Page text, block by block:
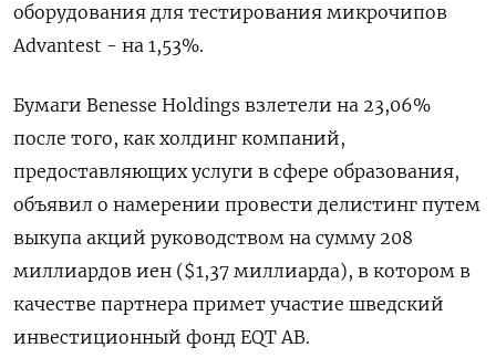
оборудования для тестирования микрочипов
Advantest - на 1,53%.
Бумаги Benesse Holdings взлетели на 23,06%
после того, как холдинг компаний,
предоставляющих услуги в сфере образования,
объявил о намерении провести делистинг путем
выкупа акций руководством на сумму 208
миллиардов иен ($1,37 миллиарда), в котором в
качестве партнера примет участие шведский
инвестиционный фонд EQT AB.